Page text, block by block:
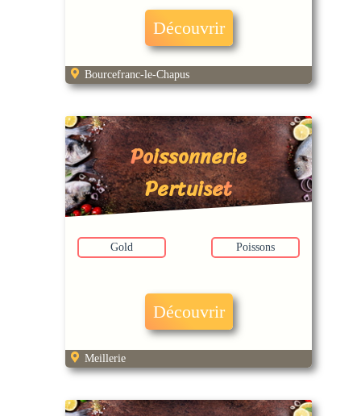
Découvrir
Bourcefranc-le-Chapus
Poissonnerie
Pertuiset
Gold Poissons
Découvrir
Meillerie